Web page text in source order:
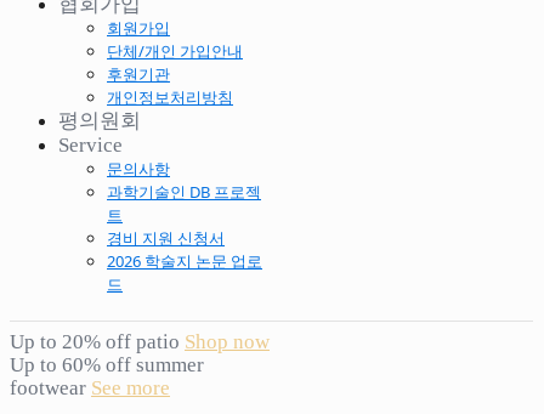
회원가입
단체/개인 가입안내
후원기관
개인정보처리방침
평의원회
Service
문의사항
과학기술인 DB 프로젝
트
경비 지원 신청서
2026 학술지 논문 업로
드
Up to 20% off patio Shop now
Up to 60% off summer
footwear See more